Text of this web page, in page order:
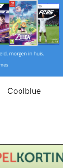
Coolblue